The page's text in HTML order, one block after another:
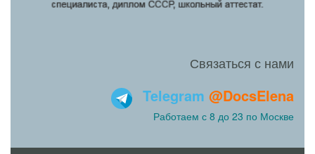
Связаться с нами
Telegram @DocsElena
Работаем с 8 до 23 по Москве